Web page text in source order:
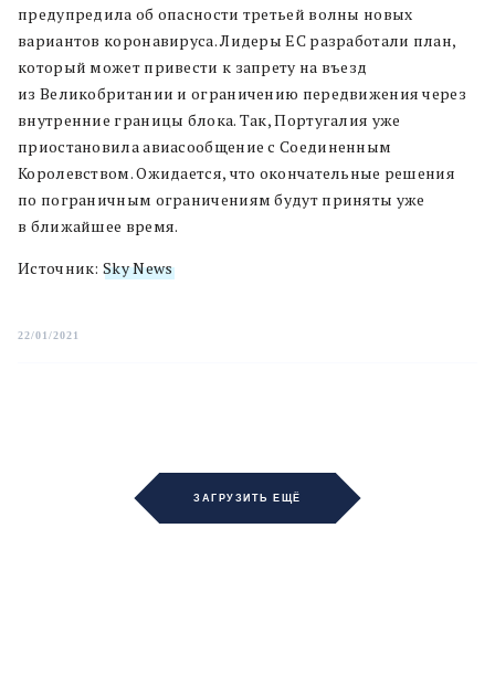
предупредила об опасности третьей волны новых
вариантов коронавируса. Лидеры ЕС разработали план,
который может привести к запрету на въезд
из Великобритании и ограничению передвижения через
внутренние границы блока. Так, Португалия уже
приостановила авиасообщение с Соединенным
Королевством. Ожидается, что окончательные решения
по пограничным ограничениям будут приняты уже
в ближайшее время.
Источник: Sky News
22/01/2021
ЗАГРУЗИТЬ ЕЩЁ